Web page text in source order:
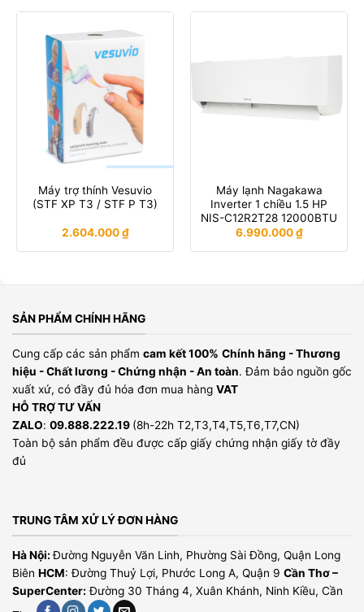
Máy trợ thính Vesuvio
(STF XP T3 / STF P T3)
2.604.000₫
Máy lạnh Nagakawa
Inverter 1 chiều 1.5 HP
NIS-C12R2T28 12000BTU
6.990.000₫
SẢN PHẨM CHÍNH HÃNG
Cung cấp các sản phẩm cam kết 100% Chính hãng - Thương
hiệu - Chất lương - Chứng nhận - An toàn. Đảm bảo nguồn gốc
xuất xứ, có đầy đủ hóa đơn mua hàng VAT
HỖ TRỢ TƯ VẤN
ZALO: 09.888.222.19 (8h-22h T2,T3,T4,T5,T6,T7,CN)
Toàn bộ sản phẩm đều được cấp giấy chứng nhận giấy tờ đầy
đủ
TRUNG TÂM XỬ LÝ ĐƠN HÀNG
Hà Nội:Đường Nguyễn Văn Linh, Phường Sài Đồng, Quận Long
Biên HCM: Đường Thuỷ Lợi, Phước Long A, Quận 9 Cần Thơ –
SuperCenter: Đường 30 Tháng 4, Xuân Khánh, Ninh Kiều, Cần